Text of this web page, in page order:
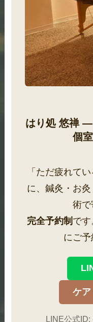
はり処 悠禅 ―
個
「ただ疲れて
に、鍼灸・お
術で
完全予約制 で
にご予
ケア
LINE公式